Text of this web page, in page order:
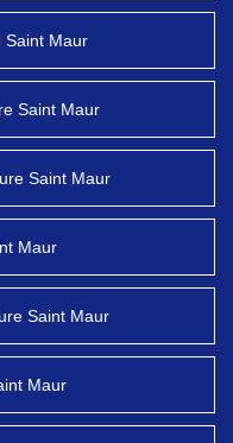
Saint Maur
Saint Maur
Saint Maur
Maur
Saint Maur
Maur